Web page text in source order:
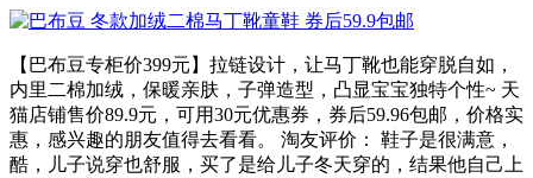
【巴布豆专柜价399元】拉链设计，让马丁靴也能穿脱自如，
内里二棉加绒，保暖亲肤，子弹造型，凸显宝宝独特个性~ 天
猫店铺售价89.9元，可用30元优惠券，券后59.96包邮，价格实
惠，感兴趣的朋友值得去看看。 淘友评价： 鞋子是很满意，
酷，儿子说穿也舒服，买了是给儿子冬天穿的，结果他自己上